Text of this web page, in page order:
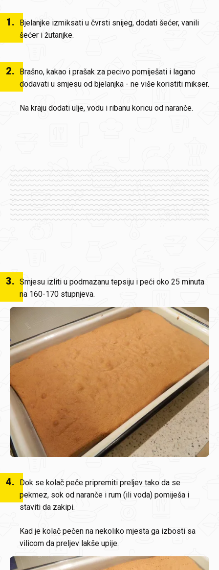
1.
Bjelanjke izmiksati u čvrsti snijeg, dodati šećer, vanili
šećer i žutanjke.
2.
Brašno, kakao i prašak za pecivo pomiješati i lagano
dodavati u smjesu od bjelanjka - ne više koristiti mikser.
Na kraju dodati ulje, vodu i ribanu koricu od naranče.
3. Smjesu izliti u podmazanu tepsiju i peći oko 25 minuta
na 160-170 stupnjeva.
4.
Dok se kolač peče pripremiti preljev tako da se
pekmez, sok od naranče i rum (ili voda) pomiješa i
staviti da zakipi.
Kad je kolač pečen na nekoliko mjesta ga izbosti sa
vilicom da preljev lakše upije.